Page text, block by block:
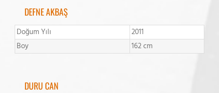
DEFNE AKBAŞ
Doğum Yılı
2011
Boy
162 cm
DURU CAN